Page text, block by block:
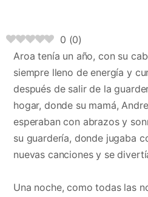
0 (0)
Aroa tenía un año, con su
siempre lleno de energía y
después de salir de la
hogar, donde su mamá,
esperaban con abrazos y
su guardería, donde jugaba
nuevas canciones y se
Una noche, como todas las